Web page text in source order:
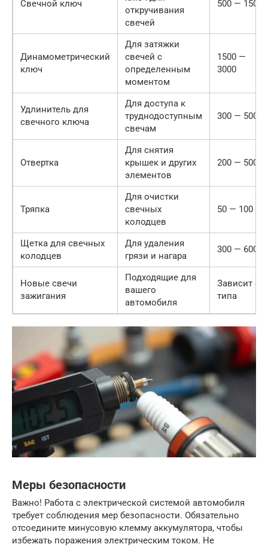
Свечной ключ
откручивания
свечей
500 — 1500
Динамометрический
ключ
Для затяжки
свечей с
определенным
моментом
1500 —
3000
Удлинитель для
свечного ключа
Для доступа к
труднодоступным
свечам
300 — 500
Отвертка
Для снятия
крышек и других
элементов
200 — 500
Тряпка
Для очистки
свечных
колодцев
50 — 100
Щетка для свечных
колодцев
Для удаления
грязи и нагара
300 — 600
Новые свечи
зажигания
Подходящие для
вашего
автомобиля
Зависит от
типа
Меры безопасности
Важно! Работа с электрической системой автомобиля
требует соблюдения мер безопасности. Обязательно
отсоедините минусовую клемму аккумулятора, чтобы
избежать поражения электрическим током. Не